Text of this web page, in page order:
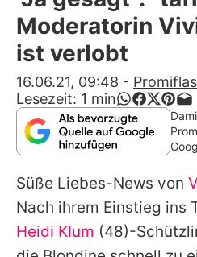
Alle Themen
App
Redaktionelle
Moderatorin
ist verlobt
16.06.21, 09:48 -
Lesezeit: 1 min
Süße Liebes-News von
Nach ihrem Einstieg ins
Heidi Klum (48)-